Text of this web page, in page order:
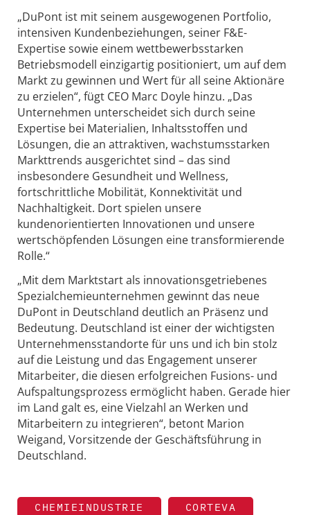
„DuPont ist mit seinem ausgewogenen Portfolio,
intensiven Kundenbeziehungen, seiner F&E-
Expertise sowie einem wettbewerbsstarken
Betriebsmodell einzigartig positioniert, um auf dem
Markt zu gewinnen und Wert für all seine Aktionäre
zu erzielen“, fügt CEO Marc Doyle hinzu. „Das
Unternehmen unterscheidet sich durch seine
Expertise bei Materialien, Inhaltsstoffen und
Lösungen, die an attraktiven, wachstumsstarken
Markttrends ausgerichtet sind – das sind
insbesondere Gesundheit und Wellness,
fortschrittliche Mobilität, Konnektivität und
Nachhaltigkeit. Dort spielen unsere
kundenorientierten Innovationen und unsere
wertschöpfenden Lösungen eine transformierende
Rolle.“
„Mit dem Marktstart als innovationsgetriebenes
Spezialchemieunternehmen gewinnt das neue
DuPont in Deutschland deutlich an Präsenz und
Bedeutung. Deutschland ist einer der wichtigsten
Unternehmensstandorte für uns und ich bin stolz
auf die Leistung und das Engagement unserer
Mitarbeiter, die diesen erfolgreichen Fusions- und
Aufspaltungsprozess ermöglicht haben. Gerade hier
im Land galt es, eine Vielzahl an Werken und
Mitarbeitern zu integrieren“, betont Marion
Weigand, Vorsitzende der Geschäftsführung in
Deutschland.
CHEMIEINDUSTRIE CORTEVA